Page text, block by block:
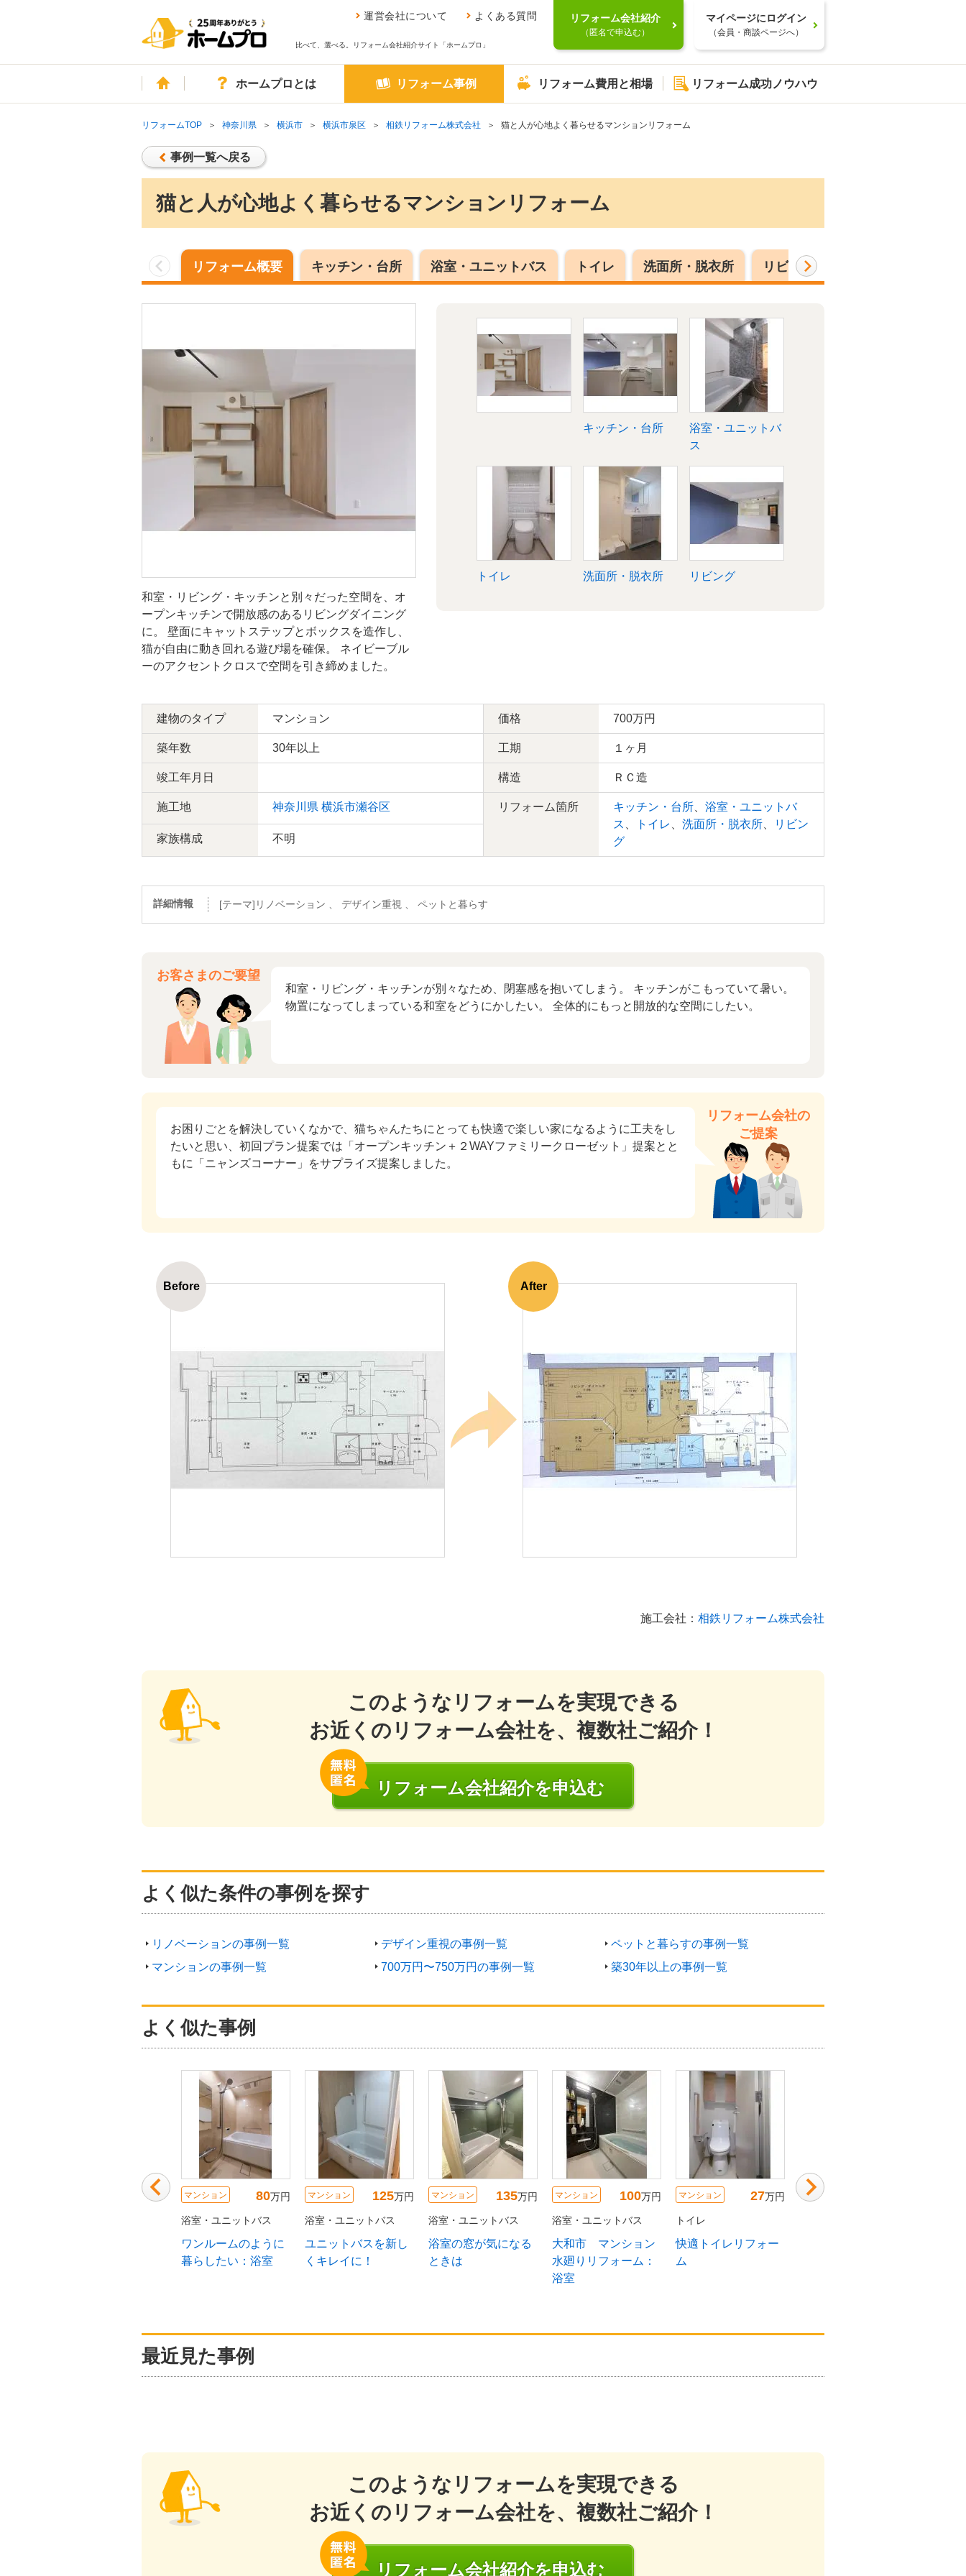
運営会社について よくある質問
比べて、選べる。リフォーム会社紹介サイト「ホームプロ」
リフォーム会社紹介
（匿名で申込む）
マイページにログイン
（会員・商談ページへ）
ホームホームプロとは リフォーム事例 リフォーム費用と相場 リフォーム成功ノウハウ
リフォームTOP 神奈川県 横浜市 横浜市泉区 相鉄リフォーム株式会社 猫と人が心地よく暮らせるマンションリフォーム
事例一覧へ戻る
猫と人が心地よく暮らせるマンションリフォーム
リフォーム概要 キッチン・台所 浴室・ユニットバス トイレ 洗面所・脱衣所 リビング
和室・リビング・キッチンと別々だった空間を、オ
ープンキッチンで開放感のあるリビングダイニング
に。 壁面にキャットステップとボックスを造作し、
猫が自由に動き回れる遊び場を確保。 ネイビーブル
ーのアクセントクロスで空間を引き締めました。
トイレ 洗面所・脱衣所 リビング
キッチン・台所
浴室・ユニットバ
ス
トイレ 洗面所・脱衣所 リビング
建物のタイプ マンション 価格 700万円
築年数 30年以上 工期 １ヶ月
竣工年月日 構造 ＲＣ造
施工地 神奈川県 横浜市瀬谷区 リフォーム箇所 キッチン・台所
浴室・ユニットバ
ス
トイレ 洗面所・脱衣所
リビン
グ
家族構成 不明
詳細情報 [テーマ]リノベーション 、 デザイン重視 、 ペットと暮らす
お客さまのご要望
和室・リビング・キッチンが別々なため、閉塞感を抱いてしまう。 キッチンがこもっていて暑い。
物置になってしまっている和室をどうにかしたい。 全体的にもっと開放的な空間にしたい。
リフォーム会社の
ご提案
お困りごとを解決していくなかで、猫ちゃんたちにとっても快適で楽しい家になるように工夫をし
たいと思い、初回プラン提案では「オープンキッチン＋２WAYファミリークローゼット」提案とと
もに「ニャンズコーナー」をサプライズ提案しました。
Before After
施工会社： 相鉄リフォーム株式会社
このようなリフォームを実現できる
お近くのリフォーム会社を、複数社ご紹介！
リフォーム会社紹介を申込む
よく似た条件の事例を探す
リノベーションの事例一覧 デザイン重視の事例一覧
ペットと暮らすの事例一覧
マンションの事例一覧
700万円〜750万円の事例一覧 築30年以上の事例一覧
よく似た事例
220万円 マンション 80万円
浴室・ユニットバス
ワンルームのように
暮らしたい：浴室
マンション 125万円
浴室・ユニットバス
ユニットバスを新し
くキレイに！
マンション 135万円
浴室・ユニットバス
浴室の窓が気になる
ときは
マンション 100万円
浴室・ユニットバス
大和市 マンション
水廻りリフォーム：
浴室
マンション 27万円
トイレ
快適トイレリフォー
ム
マンション
最近見た事例
このようなリフォームを実現できる
お近くのリフォーム会社を、複数社ご紹介！
リフォーム会社紹介を申込む